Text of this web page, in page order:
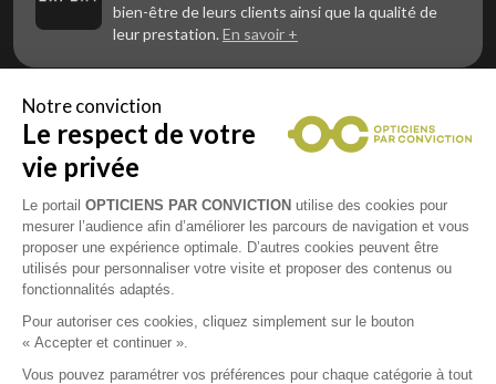
bien-être de leurs clients ainsi que la qualité de
leur prestation. En savoir +
Vous êtes un professionnel de la vue et
vous souhaitez nous rejoindre ?
Contactez Alliance Optic, la centrale d’achats et
d’accompagnement des opticiens indépendants
Notre conviction
Le respect de votre
vie privée
Le portail OPTICIENS PAR CONVICTION utilise des cookies pour
mesurer l’audience afin d’améliorer les parcours de navigation et vous
proposer une expérience optimale. D’autres cookies peuvent être
utilisés pour personnaliser votre visite et proposer des contenus ou
fonctionnalités adaptés.
Pour autoriser ces cookies, cliquez simplement sur le bouton
« Accepter et continuer ».
Vous pouvez paramétrer vos préférences pour chaque catégorie à tout